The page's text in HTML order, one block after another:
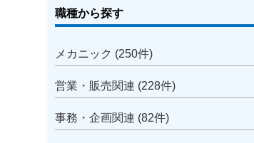
職種から探す
メカニック (250件)
営業・販売関連 (228件)
事務・企画関連 (82件)